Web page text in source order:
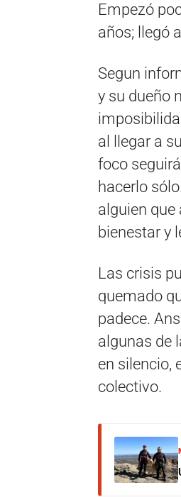
Empezó
años; llegó
Segun
y su dueño
al llegar a
foco
hacerlo
alguien
bienestar y
Las crisis
quemado
padece.
algunas de
en silencio,
colectivo.